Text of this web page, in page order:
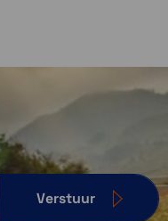
Verstuur